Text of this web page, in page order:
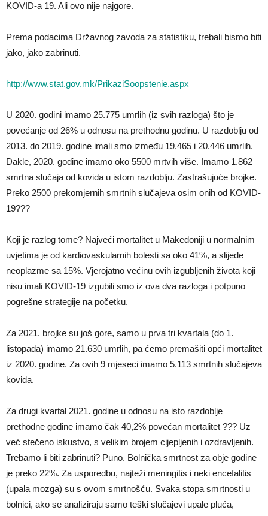
KOVID-a 19. Ali ovo nije najgore.
Prema podacima Državnog zavoda za statistiku, trebali bismo biti
jako, jako zabrinuti.
http://www.stat.gov.mk/PrikaziSoopstenie.aspx
U 2020. godini imamo 25.775 umrlih (iz svih razloga) što je
povećanje od 26% u odnosu na prethodnu godinu. U razdoblju od
2013. do 2019. godine imali smo između 19.465 i 20.446 umrlih.
Dakle, 2020. godine imamo oko 5500 mrtvih više. Imamo 1.862
smrtna slučaja od kovida u istom razdoblju. Zastrašujuće brojke.
Preko 2500 prekomjernih smrtnih slučajeva osim onih od KOVID-
19???
Koji je razlog tome? Najveći mortalitet u Makedoniji u normalnim
uvjetima je od kardiovaskularnih bolesti sa oko 41%, a slijede
neoplazme sa 15%. Vjerojatno većinu ovih izgubljenih života koji
nisu imali KOVID-19 izgubili smo iz ova dva razloga i potpuno
pogrešne strategije na početku.
Za 2021. brojke su još gore, samo u prva tri kvartala (do 1.
listopada) imamo 21.630 umrlih, pa ćemo premašiti opći mortalitet
iz 2020. godine. Za ovih 9 mjeseci imamo 5.113 smrtnih slučajeva
kovida.
Za drugi kvartal 2021. godine u odnosu na isto razdoblje
prethodne godine imamo čak 40,2% povećan mortalitet ??? Uz
već stečeno iskustvo, s velikim brojem cijepljenih i ozdravljenih.
Trebamo li biti zabrinuti? Puno. Bolnička smrtnost za obje godine
je preko 22%. Za usporedbu, najteži meningitis i neki encefalitis
(upala mozga) su s ovom smrtnošću. Svaka stopa smrtnosti u
bolnici, ako se analiziraju samo teški slučajevi upale pluća,